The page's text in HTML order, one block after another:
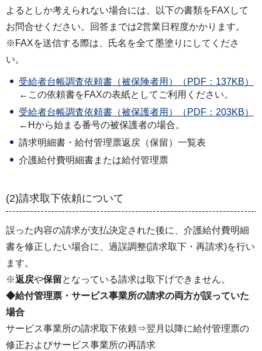
よるとしか考えられない場合には、以下の書類をFAXして
お問合せください。回答までは2営業日程度かかります。
※FAXを送信する際は、氏名を全て墨塗りにしてくださ
い。
受給者台帳調査依頼書（被保険者用）（PDF：137KB）
←この依頼書をFAXの表紙としてご利用ください。
受給者台帳調査依頼書（被保護者用）（PDF：203KB）
←Hから始まる番号の被保護者の場合。
請求明細書・給付管理票返戻（保留）一覧表
介護給付費明細書または給付管理票
(2)請求取下依頼について
誤った内容の請求が支払決定された後に、介護給付費明細
書を修正したい場合に、過誤調整(請求取下・再請求)を行い
ます。
※返戻や保留となっている請求は取下げできません。
◆給付管理票・サービス事業所の請求の両方が誤っていた
場合
サービス事業所の請求取下依頼⇒翌月以降に給付管理票の
修正およびサービス事業所の再請求